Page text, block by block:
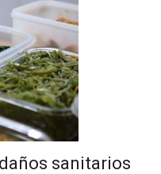
sanitarios